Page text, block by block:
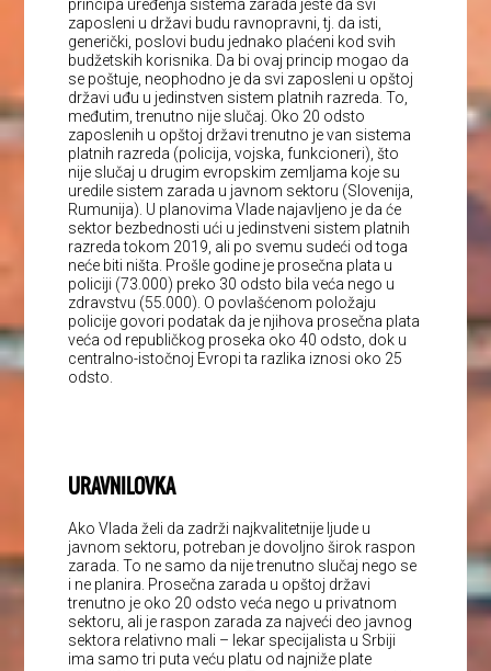
principa uređenja sistema zarada jeste da svi
zaposleni u državi budu ravnopravni, tj. da isti,
generički, poslovi budu jednako plaćeni kod svih
budžetskih korisnika. Da bi ovaj princip mogao da
se poštuje, neophodno je da svi zaposleni u opštoj
državi uđu u jedinstven sistem platnih razreda. To,
međutim, trenutno nije slučaj. Oko 20 odsto
zaposlenih u opštoj državi trenutno je van sistema
platnih razreda (policija, vojska, funkcioneri), što
nije slučaj u drugim evropskim zemljama koje su
uredile sistem zarada u javnom sektoru (Slovenija,
Rumunija). U planovima Vlade najavljeno je da će
sektor bezbednosti ući u jedinstveni sistem platnih
razreda tokom 2019, ali po svemu sudeći od toga
neće biti ništa. Prošle godine je prosečna plata u
policiji (73.000) preko 30 odsto bila veća nego u
zdravstvu (55.000). O povlašćenom položaju
policije govori podatak da je njihova prosečna plata
veća od republičkog proseka oko 40 odsto, dok u
centralno-istočnoj Evropi ta razlika iznosi oko 25
odsto.
URAVNILOVKA
Ako Vlada želi da zadrži najkvalitetnije ljude u
javnom sektoru, potreban je dovoljno širok raspon
zarada. To ne samo da nije trenutno slučaj nego se
i ne planira. Prosečna zarada u opštoj državi
trenutno je oko 20 odsto veća nego u privatnom
sektoru, ali je raspon zarada za najveći deo javnog
sektora relativno mali – lekar specijalista u Srbiji
ima samo tri puta veću platu od najniže plate